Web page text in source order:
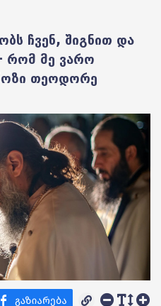
ჩვენ, შიგნით და
რომ მე ვარო
თეოდორე